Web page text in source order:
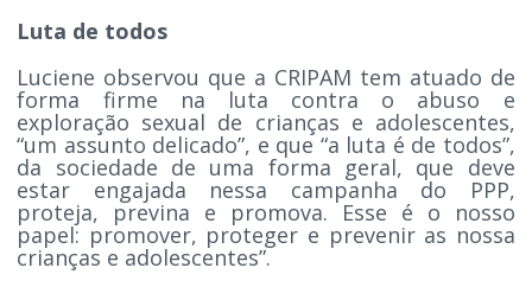
Luta de todos
Luciene observou que a CRIPAM tem atuado de
forma firme na luta contra o abuso e
exploração sexual de crianças e adolescentes,
“um assunto delicado”, e que “a luta é de todos”,
da sociedade de uma forma geral, que deve
estar engajada nessa campanha do PPP,
proteja, previna e promova. Esse é o nosso
papel: promover, proteger e prevenir as nossa
crianças e adolescentes”.